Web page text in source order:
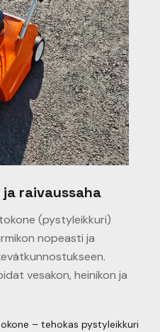
raivaussaha
(pystyleikkuri)
nopeasti ja
vesakon, heinikon ja
– tehokas pystyleikkuri